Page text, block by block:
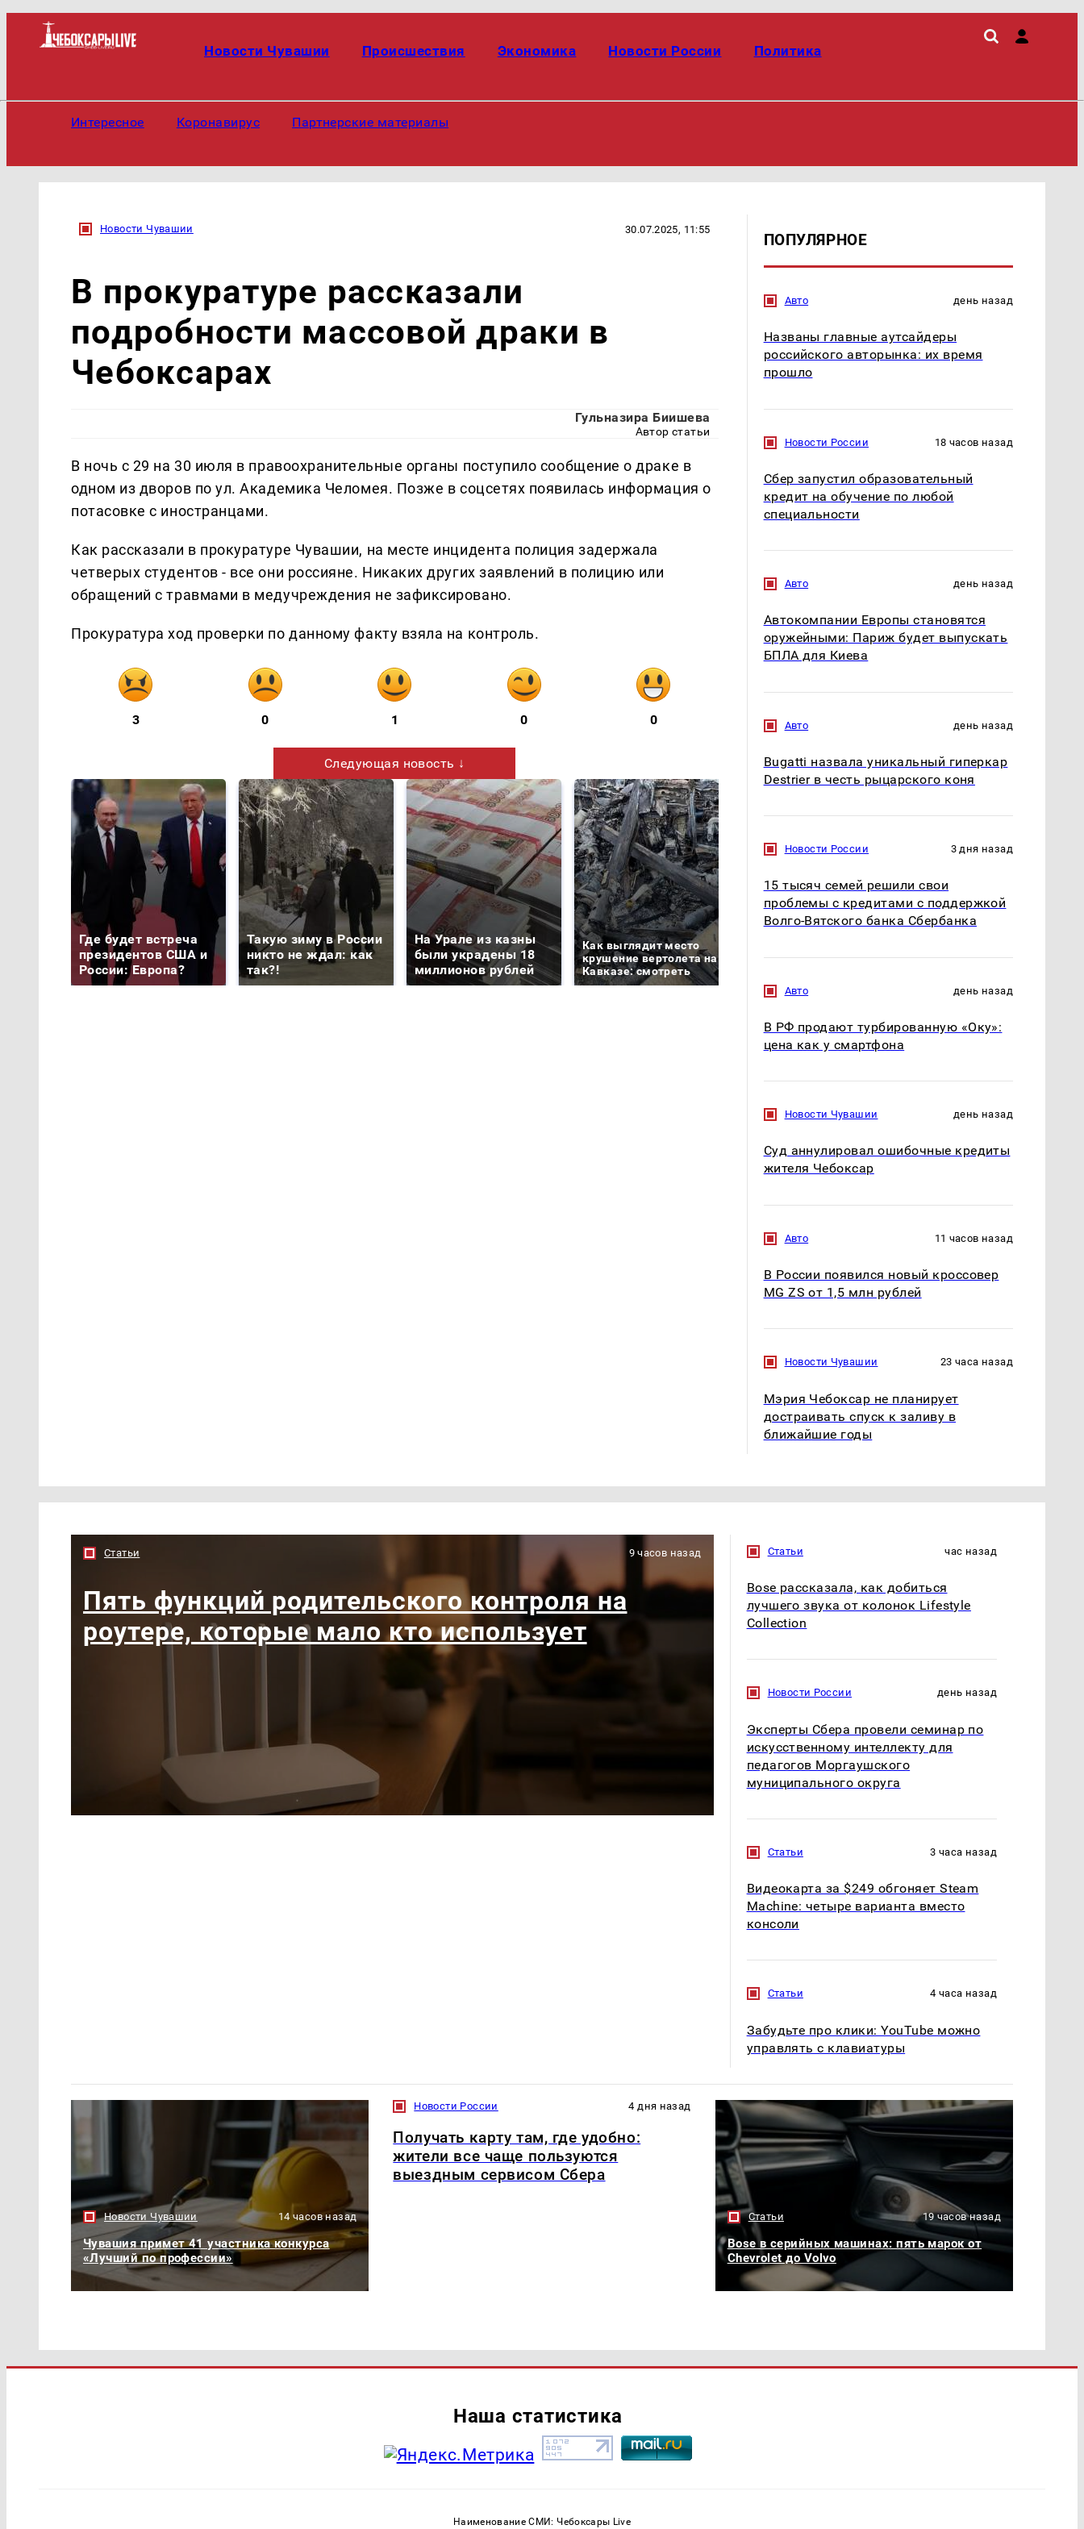
Новости Чувашии Происшествия Экономика Новости России Политика
Интересное Коронавирус Партнерские материалы
Новости Чувашии 30.07.2025, 11:55
В прокуратуре рассказали
подробности массовой драки в
Чебоксарах
Гульназира Биишева
Автор статьи
В ночь с 29 на 30 июля в правоохранительные органы поступило сообщение о драке в
одном из дворов по ул. Академика Челомея. Позже в соцсетях появилась информация о
потасовке с иностранцами.
Как рассказали в прокуратуре Чувашии, на месте инцидента полиция задержала
четверых студентов - все они россияне. Никаких других заявлений в полицию или
обращений с травмами в медучреждения не зафиксировано.
Прокуратура ход проверки по данному факту взяла на контроль.
3 0 1 0 0
Следующая новость ↓
Где будет встреча
президентов США и
России: Европа?
Такую зиму в России
никто не ждал: как
так?!
На Урале из казны
были украдены 18
миллионов рублей
Как выглядит место
крушение вертолета на
Кавказе: смотреть
готовую еду из
жестокое убийство
ПОПУЛЯРНОЕ
Авто день назад
Названы главные аутсайдеры
российского авторынка: их время
прошло
Новости России 18 часов назад
Сбер запустил образовательный
кредит на обучение по любой
специальности
Авто день назад
Автокомпании Европы становятся
оружейными: Париж будет выпускать
БПЛА для Киева
Авто день назад
Bugatti назвала уникальный гиперкар
Destrier в честь рыцарского коня
Новости России 3 дня назад
15 тысяч семей решили свои
проблемы с кредитами с поддержкой
Волго-Вятского банка Сбербанка
Авто день назад
В РФ продают турбированную «Оку»:
цена как у смартфона
Новости Чувашии день назад
Суд аннулировал ошибочные кредиты
жителя Чебоксар
Авто 11 часов назад
В России появился новый кроссовер
MG ZS от 1,5 млн рублей
Новости Чувашии 23 часа назад
Мэрия Чебоксар не планирует
достраивать спуск к заливу в
ближайшие годы
Статьи 9 часов назад
Пять функций родительского контроля на
роутере, которые мало кто использует
Статьи час назад
Bose рассказала, как добиться
лучшего звука от колонок Lifestyle
Collection
Новости России день назад
Эксперты Сбера провели семинар по
искусственному интеллекту для
педагогов Моргаушского
муниципального округа
Статьи 3 часа назад
Видеокарта за $249 обгоняет Steam
Machine: четыре варианта вместо
консоли
Статьи 4 часа назад
Забудьте про клики: YouTube можно
управлять с клавиатуры
Новости Чувашии 14 часов назад
Чувашия примет 41 участника конкурса
«Лучший по профессии»
Новости России 4 дня назад
Получать карту там, где удобно:
жители все чаще пользуются
выездным сервисом Сбера
Статьи 19 часов назад
Bose в серийных машинах: пять марок от
Chevrolet до Volvo
Наша статистика
Наименование СМИ: Чебоксары Live